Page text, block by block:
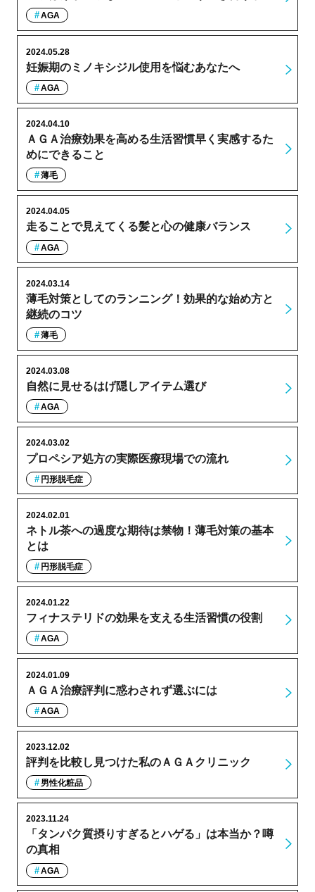
AGA
妊娠期のミノキシジル使用を悩むあなたへ
2024.05.28
AGA
ＡＧＡ治療効果を高める生活習慣早く実感するた
めにできること
2024.04.10
薄毛
走ることで見えてくる髪と心の健康バランス
2024.04.05
AGA
薄毛対策としてのランニング！効果的な始め方と
継続のコツ
2024.03.14
薄毛
自然に見せるはげ隠しアイテム選び
2024.03.08
AGA
プロペシア処方の実際医療現場での流れ
2024.03.02
円形脱毛症
ネトル茶への過度な期待は禁物！薄毛対策の基本
とは
2024.02.01
円形脱毛症
フィナステリドの効果を支える生活習慣の役割
2024.01.22
AGA
ＡＧＡ治療評判に惑わされず選ぶには
2024.01.09
AGA
評判を比較し見つけた私のＡＧＡクリニック
2023.12.02
男性化粧品
「タンパク質摂りすぎるとハゲる」は本当か？噂
の真相
2023.11.24
AGA